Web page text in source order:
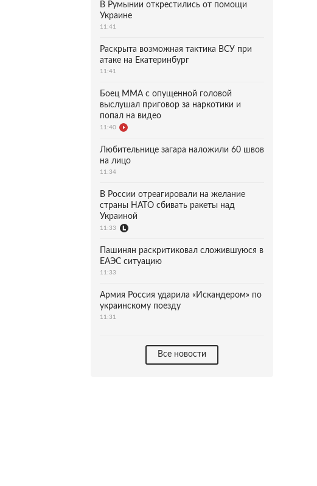
В Румынии открестились от помощи
Украине
11:41
Раскрыта возможная тактика ВСУ при
атаке на Екатеринбург
11:41
Боец ММА с опущенной головой
выслушал приговор за наркотики и
попал на видео
11:40
Любительнице загара наложили 60 швов
на лицо
11:34
В России отреагировали на желание
страны НАТО сбивать ракеты над
Украиной
11:33
Пашинян раскритиковал сложившуюся в
ЕАЭС ситуацию
11:33
Армия Россия ударила «Искандером» по
украинскому поезду
11:31
Все новости